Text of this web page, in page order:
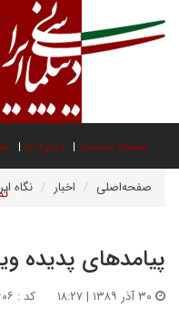
صفحه نخست درباره ما
صفحه‌اصلی اخبار نگاه
پیامدهای پدیده
کد : ۱۱۶۰۶